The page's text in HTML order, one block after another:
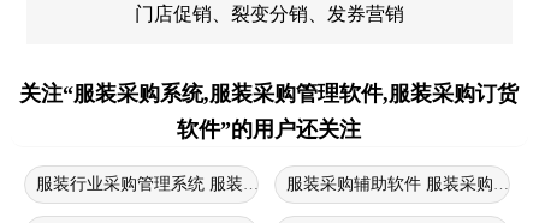
门店促销、裂变分销、发券营销
关注“服装采购系统,服装采购管理软件,服装采购订货
软件”的用户还关注
服装行业采购管理系统 服装采购管理软件 服装采购订货系统
服装采购辅助软件 服装采购平台